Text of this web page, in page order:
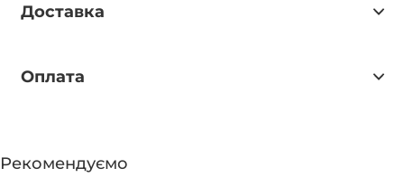
Доставка
Оплата
Рекомендуємо